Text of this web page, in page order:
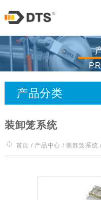
产品分类
风机杀菌釜（全喷降
首页 / 产品中心 /装卸笼系统 /
装卸笼系统